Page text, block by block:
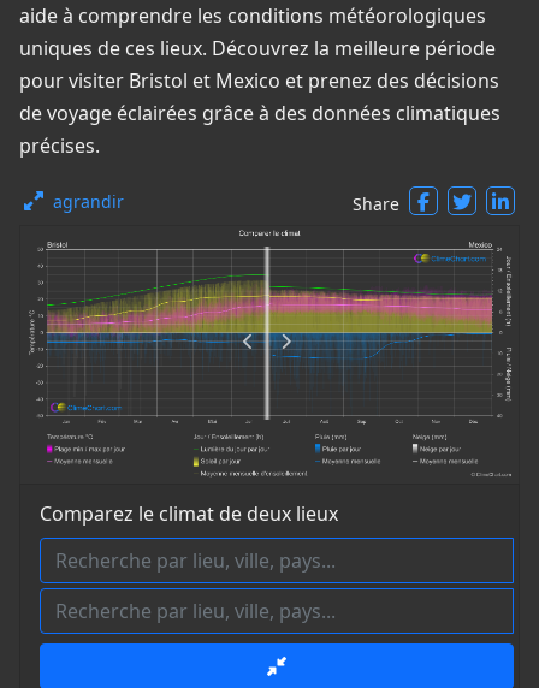
aide à comprendre les conditions météorologiques
uniques de ces lieux. Découvrez la meilleure période
pour visiter Bristol et Mexico et prenez des décisions
de voyage éclairées grâce à des données climatiques
précises.
agrandir Share
Comparez le climat de deux lieux